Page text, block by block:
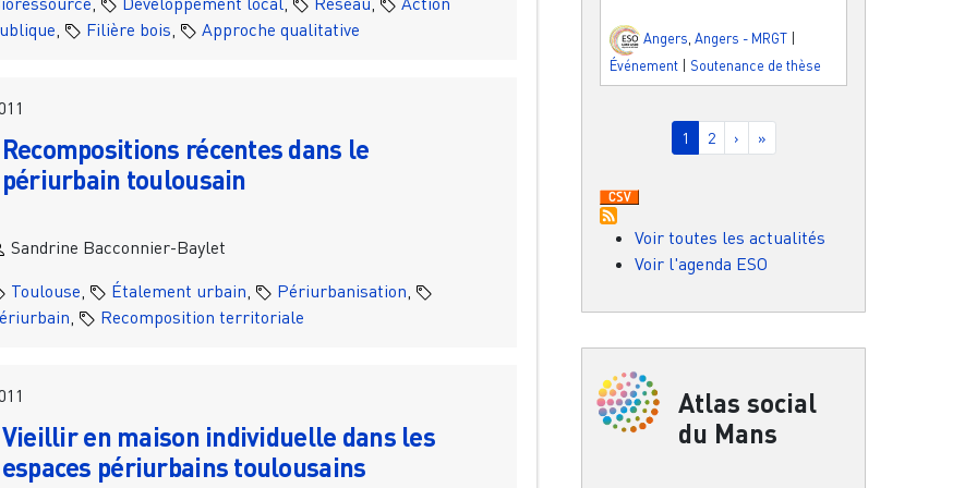
Filière bois Approche qualitative
Recompositions récentes dans le
périurbain toulousain
Sandrine Bacconnier-Baylet
Toulouse
Étalement urbain Périurbanisation
Recomposition territoriale
Vieillir en maison individuelle dans les
espaces périurbains toulousains
Angers Angers - MRGT
Événement | Soutenance de thèse
Pagination
Page courante
1 Page
2 Page suivante
› Dernière page
»
Voir toutes les actualités
Voir l'agenda ESO
Atlas social
du Mans